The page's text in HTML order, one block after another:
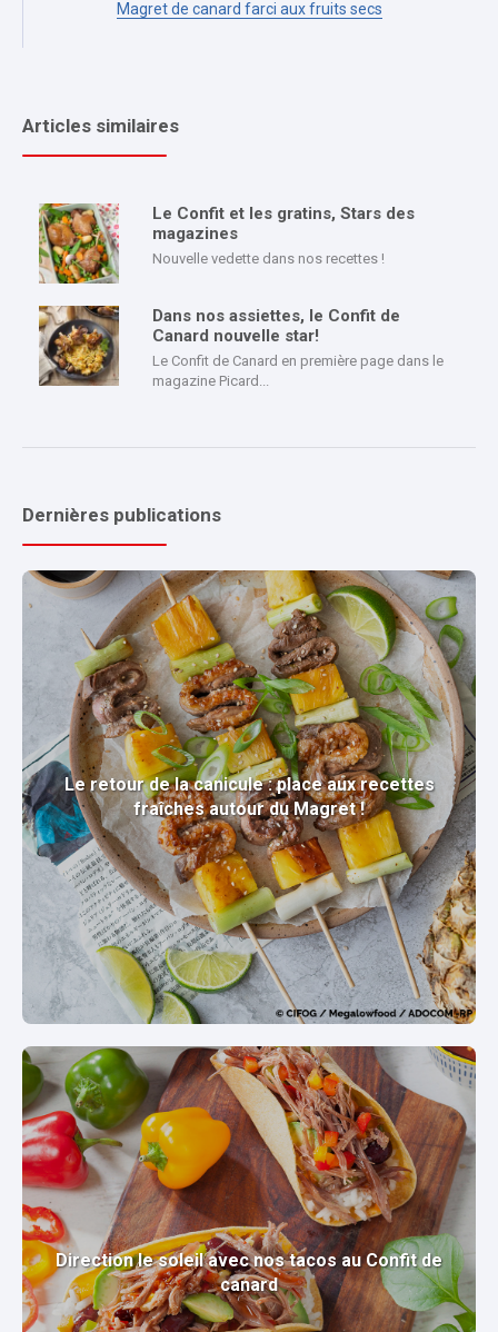
Magret de canard farci aux fruits secs
Articles similaires
Le Confit et les gratins, Stars des
magazines
Nouvelle vedette dans nos recettes !
Dans nos assiettes, le Confit de
Canard nouvelle star!
Le Confit de Canard en première page dans le
magazine Picard...
Dernières publications
Le retour de la canicule : place aux recettes
fraîches autour du Magret !
Direction le soleil avec nos tacos au Confit de
canard